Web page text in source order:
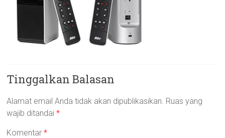
Tinggalkan Balasan
Alamat email Anda tidak akan dipublikasikan. Ruas yang
wajib ditandai*
Komentar*